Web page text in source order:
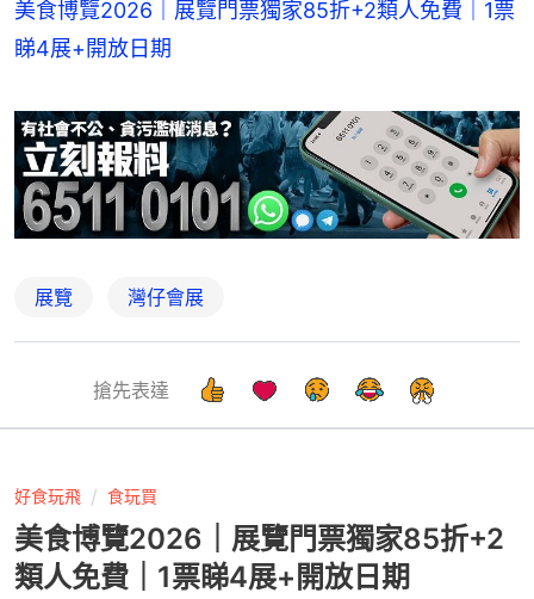
美食博覽2026｜展覽門票獨家85折+2類人免費｜1票
睇4展+開放日期
展覽 灣仔會展
搶先表達
好食玩飛 食玩買
美食博覽2026｜展覽門票獨家85折+2
類人免費｜1票睇4展+開放日期